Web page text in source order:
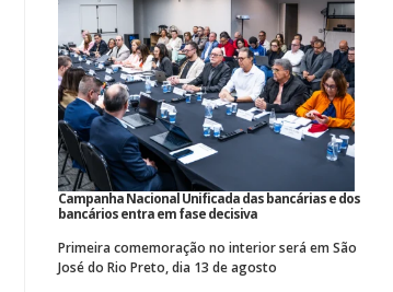
Campanha Nacional Unificada das bancárias e dos
bancários entra em fase decisiva
Primeira comemoração no interior será em São
José do Rio Preto, dia 13 de agosto